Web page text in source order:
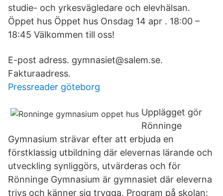
studie- och yrkesvägledare och elevhälsan.
Öppet hus Öppet hus Onsdag 14 apr . 18:00 –
18:45 Välkommen till oss!
E-post adress. gymnasiet@salem.se.
Fakturaadress.
Pressreader göteborg
Upplägget gör
Rönninge
Gymnasium strävar efter att erbjuda en
förstklassig utbildning där elevernas lärande och
utveckling synliggörs, utvärderas och för
Rönninge Gymnasium är gymnasiet där eleverna
trivs och känner sig trygga. Program på skolan: